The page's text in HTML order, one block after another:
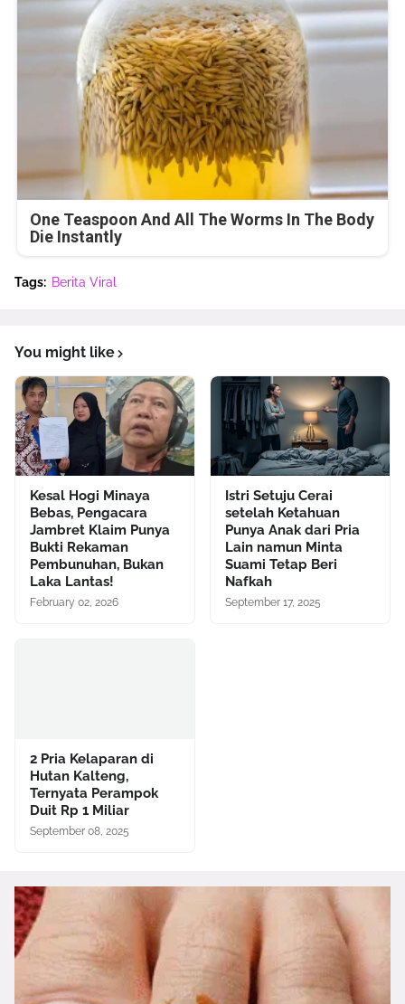
One Teaspoon And All The Worms In The Body
Die Instantly
Tags: Berita Viral
You might like
Kesal Hogi Minaya
Bebas, Pengacara
Jambret Klaim Punya
Bukti Rekaman
Pembunuhan, Bukan
Laka Lantas!
February 02, 2026
Istri Setuju Cerai
setelah Ketahuan
Punya Anak dari Pria
Lain namun Minta
Suami Tetap Beri
Nafkah
September 17, 2025
2 Pria Kelaparan di
Hutan Kalteng,
Ternyata Perampok
Duit Rp 1 Miliar
September 08, 2025